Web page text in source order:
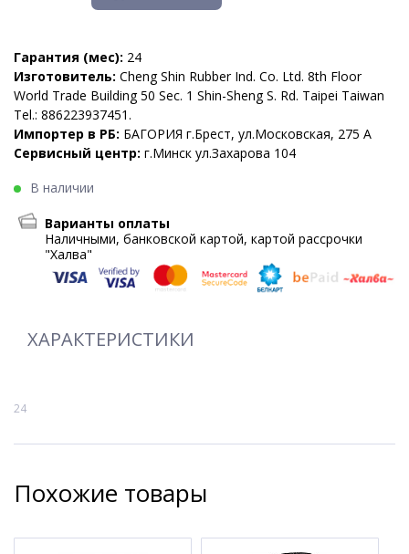
Гарантия (мес): 24
Изготовитель: Cheng Shin Rubber Ind. Co. Ltd. 8th Floor
World Trade Building 50 Sec. 1 Shin-Sheng S. Rd. Taipei Taiwan
Tel.: 886223937451.
Импортер в РБ: БАГОРИЯ г.Брест, ул.Московская, 275 А
Сервисный центр: г.Минск ул.Захарова 104
В наличии
Варианты оплаты
Наличными, банковской картой, картой рассрочки
"Халва"
ХАРАКТЕРИСТИКИ
24
Похожие товары